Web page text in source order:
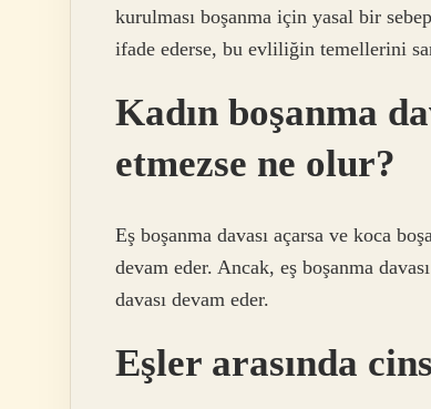
kurulması boşanma için yasal bir
ifade ederse, bu evliliğin temellerini
Kadın boşanma
etmezse ne olur?
Eş boşanma davası açarsa ve koca
devam eder. Ancak, eş boşanma
davası devam eder.
Eşler arasında